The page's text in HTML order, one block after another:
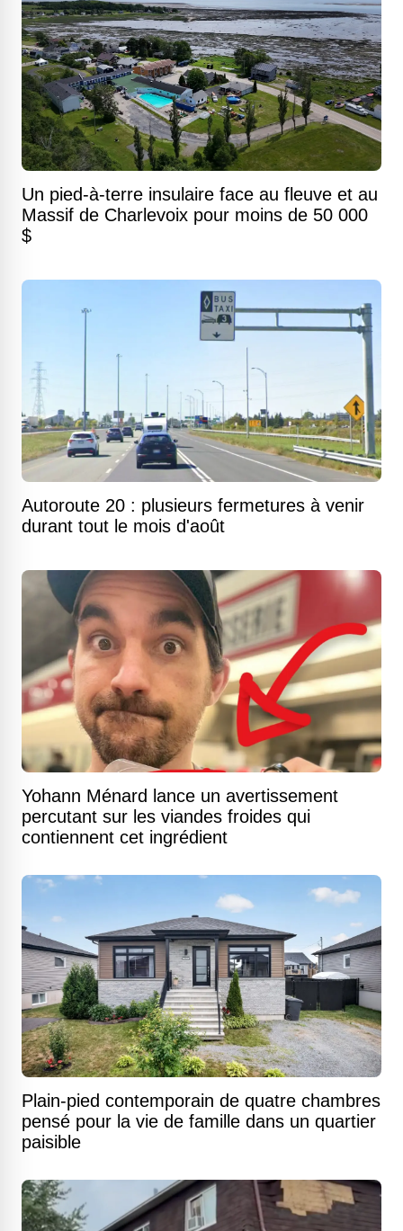
Un pied-à-terre insulaire face au fleuve et au
Massif de Charlevoix pour moins de 50 000
$
Autoroute 20 : plusieurs fermetures à venir
durant tout le mois d'août
Yohann Ménard lance un avertissement
percutant sur les viandes froides qui
contiennent cet ingrédient
Plain-pied contemporain de quatre chambres
pensé pour la vie de famille dans un quartier
paisible